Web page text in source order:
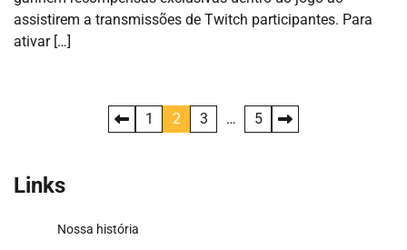
assistirem a transmissões de Twitch participantes. Para
ativar […]
1 2 3 … 5
Links
Nossa história